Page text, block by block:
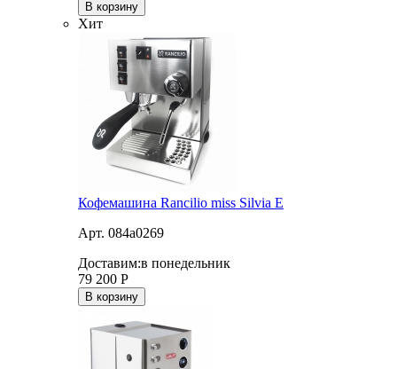
В корзину
Хит
Кофемашина Rancilio miss Silvia E
Арт. 084a0269
Доставим:в понедельник
79 200 Р
В корзину